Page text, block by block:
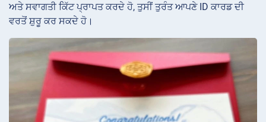
ਅਤੇ ਸਵਾਗਤੀ ਕਿੱਟ ਪ੍ਰਾਪਤ ਕਰਦੇ ਹੋ, ਤੁਸੀਂ ਤੁਰੰਤ ਆਪਣੇ ID ਕਾਰਡ ਦੀ
ਵਰਤੋਂ ਸ਼ੁਰੂ ਕਰ ਸਕਦੇ ਹੋ।